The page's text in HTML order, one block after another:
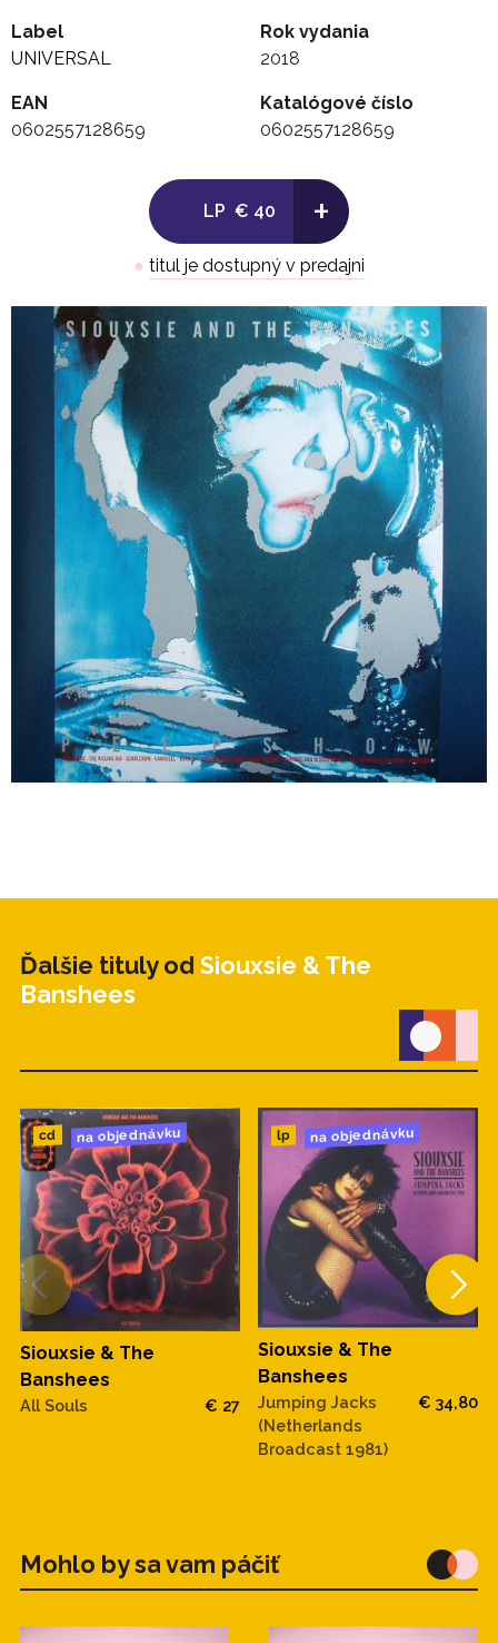
5. Burn Up 4:32
Side B:
1. Ornaments Of Gold 3:49
2. Turn To Stone 4:05
4. The Last Beat Of My Heart 4:29
5. Rhapsody 6:24
Label
UNIVERSAL
Rok vydania
2018
EAN
0602557128659
Katalógové číslo
0602557128659
LP € 40 +
● titul je dostupný v predajni
Ďalšie tituly od Siouxsie & The
Banshees
cd na objednávku
Siouxsie & The
Banshees
All Souls € 27
lp na objednávku
Siouxsie & The
Banshees
Jumping Jacks
(Netherlands
Broadcast 1981)
€ 34,80
Mohlo by sa vam páčiť